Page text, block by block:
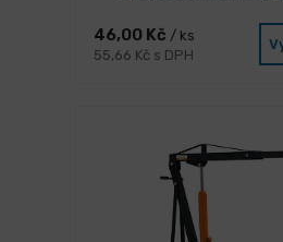
46,00 Kč / ks
55,66 Kč s DPH